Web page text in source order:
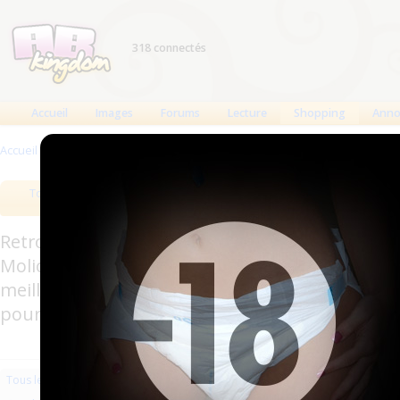
318 connectés
Accueil Images Forums Lecture Shopping
Accueil >
Tous les produits
Retrouverez sur cette page les meilleures
Molicare, Comficare, Confiance, Depend,
meilleurs produits aussi bien pour les
pour l'incontinence.
Tous les produits
Les plus récents Trier par nom